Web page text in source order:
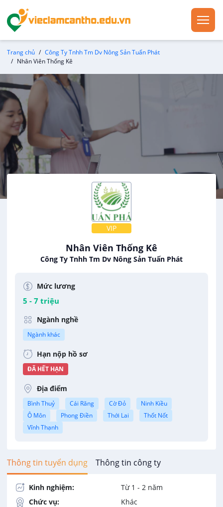
Trang chủ
Công Ty Tnhh Tm Dv Nông Sản Tuấn Phát
Nhân Viên Thống Kê
VIP
Nhân Viên Thống Kê
Công Ty Tnhh Tm Dv Nông Sản Tuấn Phát
Mức lương
5 - 7 triệu
Ngành nghề
Ngành khác
Hạn nộp hồ sơ
ĐÃ HẾT HẠN
Địa điểm
Bình Thuỷ Cái Răng Cờ Đỏ
Ninh Kiều
Ô Môn
Phong Điền Thới Lai
Thốt Nốt
Vĩnh Thạnh
Thông tin tuyển dụng Thông tin công ty
Kinh nghiệm:
Từ 1 - 2 năm
Chức vụ:
Khác